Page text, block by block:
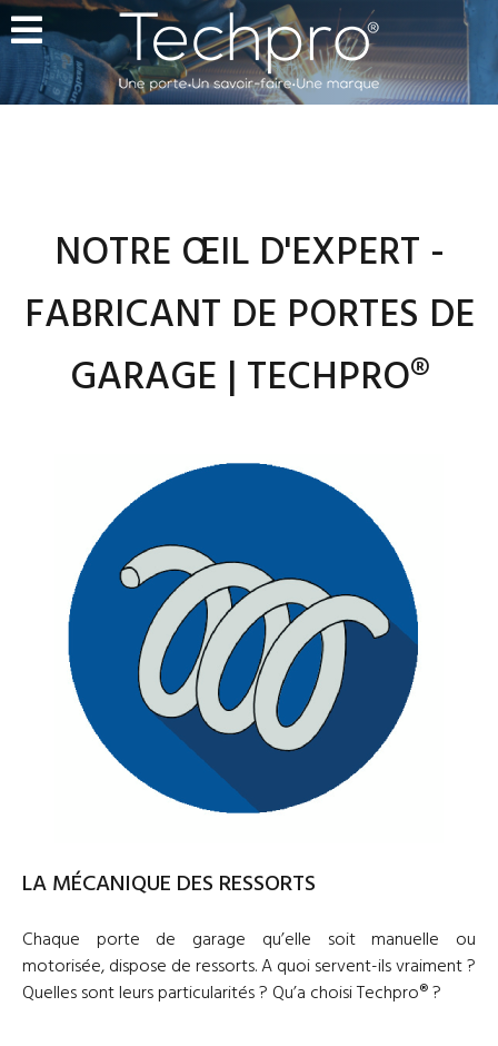
NOTRE ŒIL D'EXPERT -
FABRICANT DE PORTES DE
GARAGE | TECHPRO®
LA MÉCANIQUE DES RESSORTS
Chaque porte de garage qu’elle soit manuelle ou
motorisée, dispose de ressorts. A quoi servent-ils vraiment ?
Quelles sont leurs particularités ? Qu’a choisi Techpro® ?